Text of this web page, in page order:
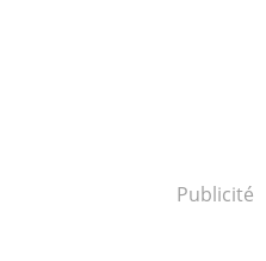
Publicité